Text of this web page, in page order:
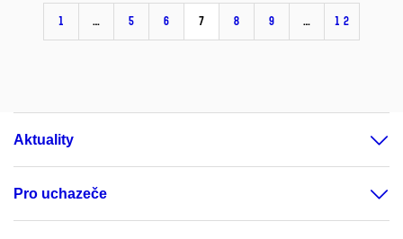
1 … 5 6 7 8 9 … 12
Aktuality
Pro uchazeče